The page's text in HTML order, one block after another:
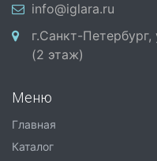
info@iglara.ru
г.Санкт-
(2 этаж)
Меню
Главная
Каталог